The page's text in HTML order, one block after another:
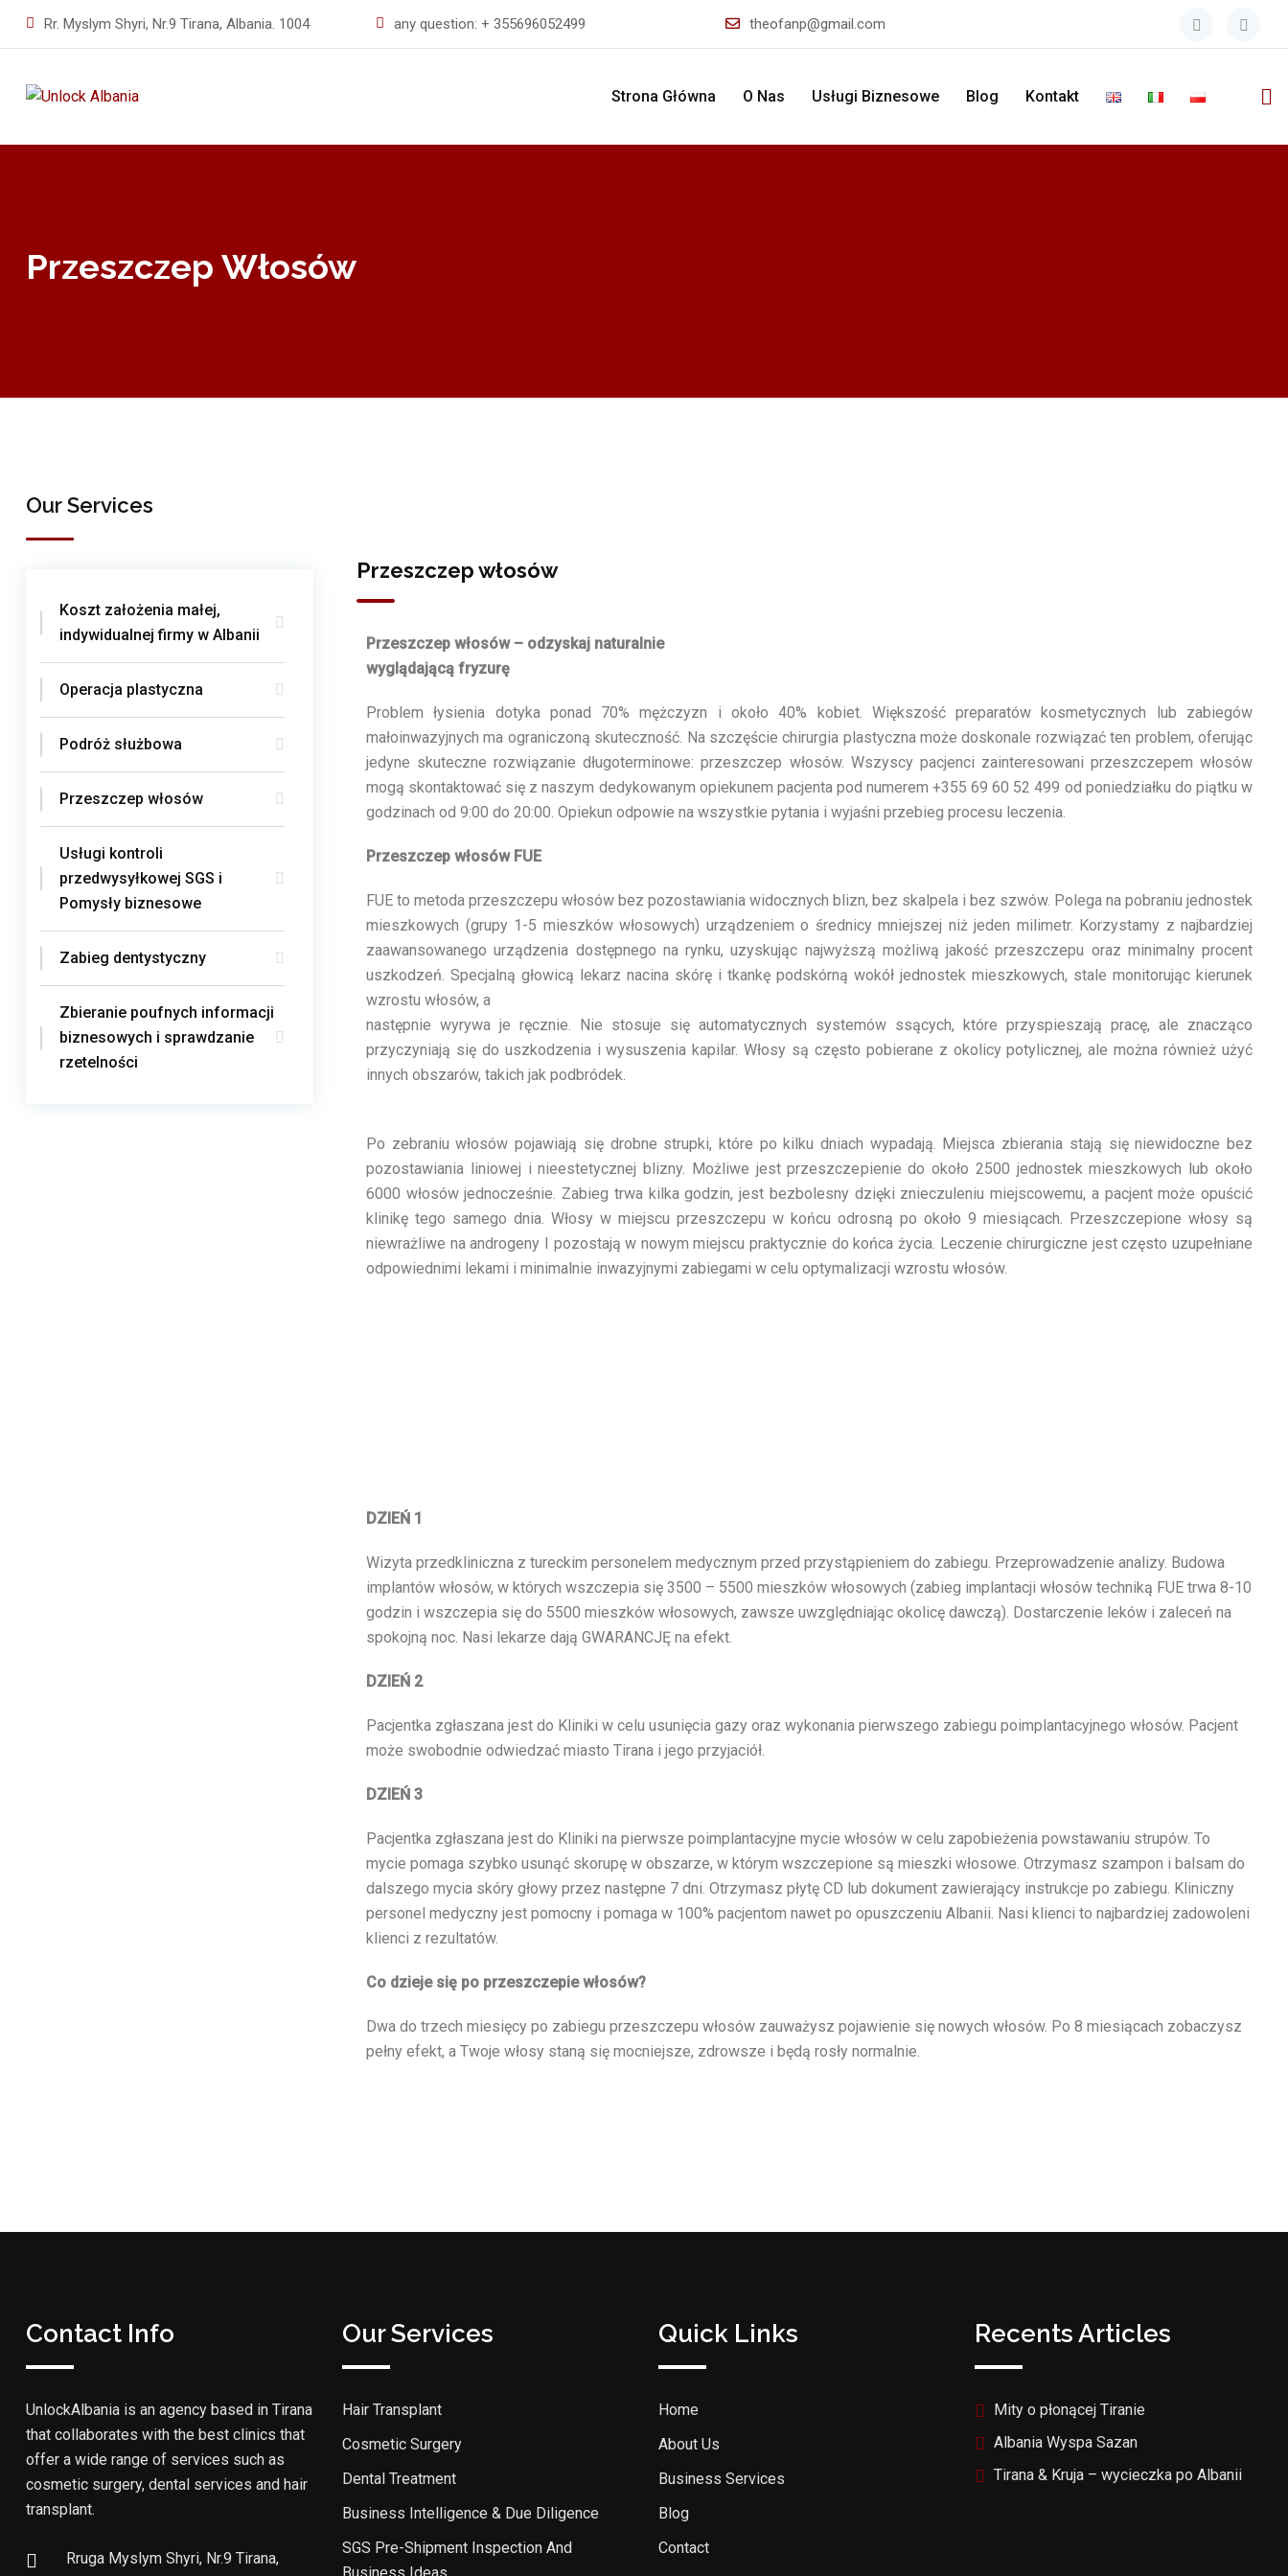
Rr. Myslym Shyri, Nr.9 Tirana, Albania. 1004 any question: + 355696052499 theofanp@gmail.com
Strona Główna O Nas Usługi Biznesowe Blog Kontakt
Przeszczep Włosów
Our Services
Koszt założenia małej,
indywidualnej firmy w Albanii
Operacja plastyczna
Podróż służbowa
Przeszczep włosów
Usługi kontroli
przedwysyłkowej SGS i
Pomysły biznesowe
Zabieg dentystyczny
Zbieranie poufnych informacji
biznesowych i sprawdzanie
rzetelności
Przeszczep włosów
Przeszczep włosów – odzyskaj naturalnie
wyglądającą fryzurę
Problem łysienia dotyka ponad 70% mężczyzn i około 40% kobiet. Większość preparatów kosmetycznych lub zabiegów
małoinwazyjnych ma ograniczoną skuteczność. Na szczęście chirurgia plastyczna może doskonale rozwiązać ten problem, oferując
jedyne skuteczne rozwiązanie długoterminowe: przeszczep włosów. Wszyscy pacjenci zainteresowani przeszczepem włosów
mogą skontaktować się z naszym dedykowanym opiekunem pacjenta pod numerem +355 69 60 52 499 od poniedziałku do piątku w
godzinach od 9:00 do 20:00. Opiekun odpowie na wszystkie pytania i wyjaśni przebieg procesu leczenia.
Przeszczep włosów FUE
FUE to metoda przeszczepu włosów bez pozostawiania widocznych blizn, bez skalpela i bez szwów. Polega na pobraniu jednostek
mieszkowych (grupy 1-5 mieszków włosowych) urządzeniem o średnicy mniejszej niż jeden milimetr. Korzystamy z najbardziej
zaawansowanego urządzenia dostępnego na rynku, uzyskując najwyższą możliwą jakość przeszczepu oraz minimalny procent
uszkodzeń. Specjalną głowicą lekarz nacina skórę i tkankę podskórną wokół jednostek mieszkowych, stale monitorując kierunek
wzrostu włosów, a
następnie wyrywa je ręcznie. Nie stosuje się automatycznych systemów ssących, które przyspieszają pracę, ale znacząco
przyczyniają się do uszkodzenia i wysuszenia kapilar. Włosy są często pobierane z okolicy potylicznej, ale można również użyć
innych obszarów, takich jak podbródek.
Po zebraniu włosów pojawiają się drobne strupki, które po kilku dniach wypadają. Miejsca zbierania stają się niewidoczne bez
pozostawiania liniowej i nieestetycznej blizny. Możliwe jest przeszczepienie do około 2500 jednostek mieszkowych lub około
6000 włosów jednocześnie. Zabieg trwa kilka godzin, jest bezbolesny dzięki znieczuleniu miejscowemu, a pacjent może opuścić
klinikę tego samego dnia. Włosy w miejscu przeszczepu w końcu odrosną po około 9 miesiącach. Przeszczepione włosy są
niewrażliwe na androgeny I pozostają w nowym miejscu praktycznie do końca życia. Leczenie chirurgiczne jest często uzupełniane
odpowiednimi lekami i minimalnie inwazyjnymi zabiegami w celu optymalizacji wzrostu włosów.
DZIEŃ 1
Wizyta przedkliniczna z tureckim personelem medycznym przed przystąpieniem do zabiegu. Przeprowadzenie analizy. Budowa
implantów włosów, w których wszczepia się 3500 – 5500 mieszków włosowych (zabieg implantacji włosów techniką FUE trwa 8-10
godzin i wszczepia się do 5500 mieszków włosowych, zawsze uwzględniając okolicę dawczą). Dostarczenie leków i zaleceń na
spokojną noc. Nasi lekarze dają GWARANCJĘ na efekt.
DZIEŃ 2
Pacjentka zgłaszana jest do Kliniki w celu usunięcia gazy oraz wykonania pierwszego zabiegu poimplantacyjnego włosów. Pacjent
może swobodnie odwiedzać miasto Tirana i jego przyjaciół.
DZIEŃ 3
Pacjentka zgłaszana jest do Kliniki na pierwsze poimplantacyjne mycie włosów w celu zapobieżenia powstawaniu strupów. To
mycie pomaga szybko usunąć skorupę w obszarze, w którym wszczepione są mieszki włosowe. Otrzymasz szampon i balsam do
dalszego mycia skóry głowy przez następne 7 dni. Otrzymasz płytę CD lub dokument zawierający instrukcje po zabiegu. Kliniczny
personel medyczny jest pomocny i pomaga w 100% pacjentom nawet po opuszczeniu Albanii. Nasi klienci to najbardziej zadowoleni
klienci z rezultatów.
Co dzieje się po przeszczepie włosów?
Dwa do trzech miesięcy po zabiegu przeszczepu włosów zauważysz pojawienie się nowych włosów. Po 8 miesiącach zobaczysz
pełny efekt, a Twoje włosy staną się mocniejsze, zdrowsze i będą rosły normalnie.
Contact Info
UnlockAlbania is an agency based in Tirana
that collaborates with the best clinics that
offer a wide range of services such as
cosmetic surgery, dental services and hair
transplant.
Rruga Myslym Shyri, Nr.9 Tirana,
Our Services
Hair Transplant
Cosmetic Surgery
Dental Treatment
Business Intelligence & Due Diligence
SGS Pre-Shipment Inspection And
Quick Links
Home
About Us
Business Services
Blog
Contact
Recents Articles
Mity o płonącej Tiranie
Albania Wyspa Sazan
Tirana & Kruja – wycieczka po Albanii